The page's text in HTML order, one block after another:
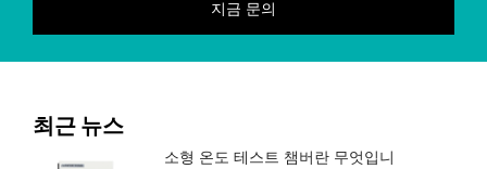
최근 뉴스
소형 온도 테스트 챔버란 무엇입니